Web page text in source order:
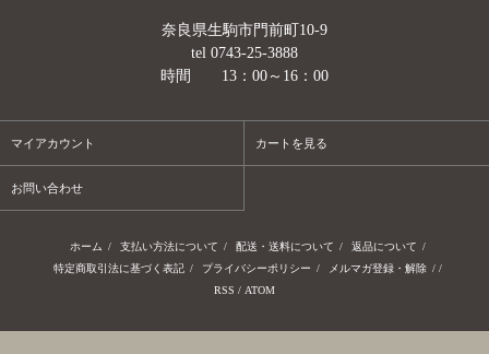
奈良県生駒市門前町10-9
tel 0743-25-3888
時間 13：00～16：00
マイアカウント カートを見る
お問い合わせ
ホーム / 支払い方法について / 配送・送料について / 返品について /
特定商取引法に基づく表記 / プライバシーポリシー / メルマガ登録・解除 / /
RSS / ATOM